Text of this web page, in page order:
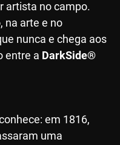
artista no campo.
na arte e no
nunca e chega aos
entre a DarkSide®
em 1816,
uma